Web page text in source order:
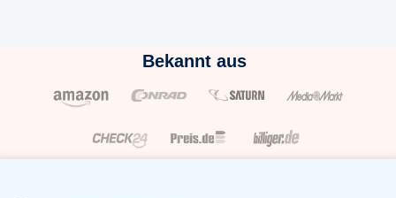
Bekannt aus